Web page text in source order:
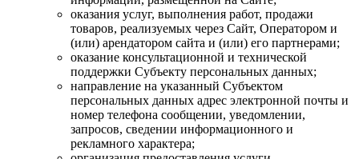
оказания услуг, выполнения работ, продажи
товаров, реализуемых через Сайт, Оператором и
(или) арендатором сайта и (или) его партнерами;
оказание консультационной и технической
поддержки Субъекту персональных данных;
направление на указанный Субъектом
персональных данных адрес электронной почты и
номер телефона сообщении, уведомлении,
запросов, сведении информационного и
рекламного характера;